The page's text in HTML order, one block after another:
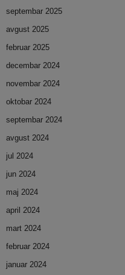
septembar 2025
avgust 2025
februar 2025
decembar 2024
novembar 2024
oktobar 2024
septembar 2024
avgust 2024
jul 2024
jun 2024
maj 2024
april 2024
mart 2024
februar 2024
januar 2024